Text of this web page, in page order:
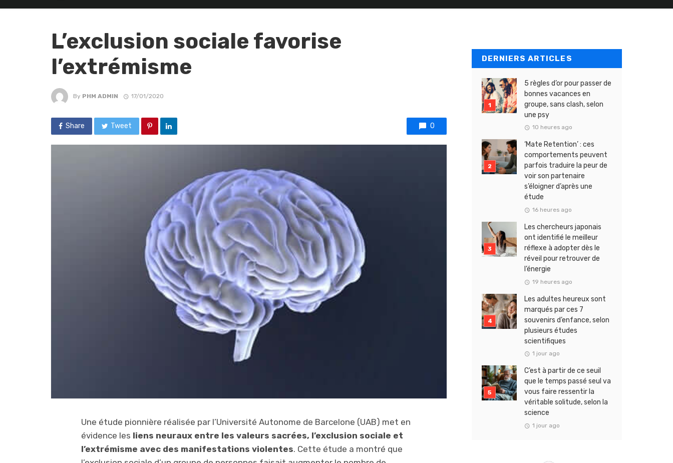
L’exclusion sociale favorise
l’extrémisme
By PHM ADMIN 17/01/2020
Share Tweet 0
Une étude pionnière réalisée par l’Université Autonome de Barcelone (UAB) met en
évidence les liens neuraux entre les valeurs sacrées, l’exclusion sociale et
l’extrémisme avec des manifestations violentes. Cette étude a montré que
DERNIERS ARTICLES
5 règles d’or pour passer de
bonnes vacances en
groupe, sans clash, selon
une psy
10 heures ago
‘Mate Retention’ : ces
comportements peuvent
parfois traduire la peur de
voir son partenaire
s’éloigner d’après une
étude
16 heures ago
Les chercheurs japonais
ont identifié le meilleur
réflexe à adopter dès le
réveil pour retrouver de
l’énergie
19 heures ago
Les adultes heureux sont
marqués par ces 7
souvenirs d’enfance, selon
plusieurs études
scientifiques
1 jour ago
C’est à partir de ce seuil
que le temps passé seul va
vous faire ressentir la
véritable solitude, selon la
science
1 jour ago